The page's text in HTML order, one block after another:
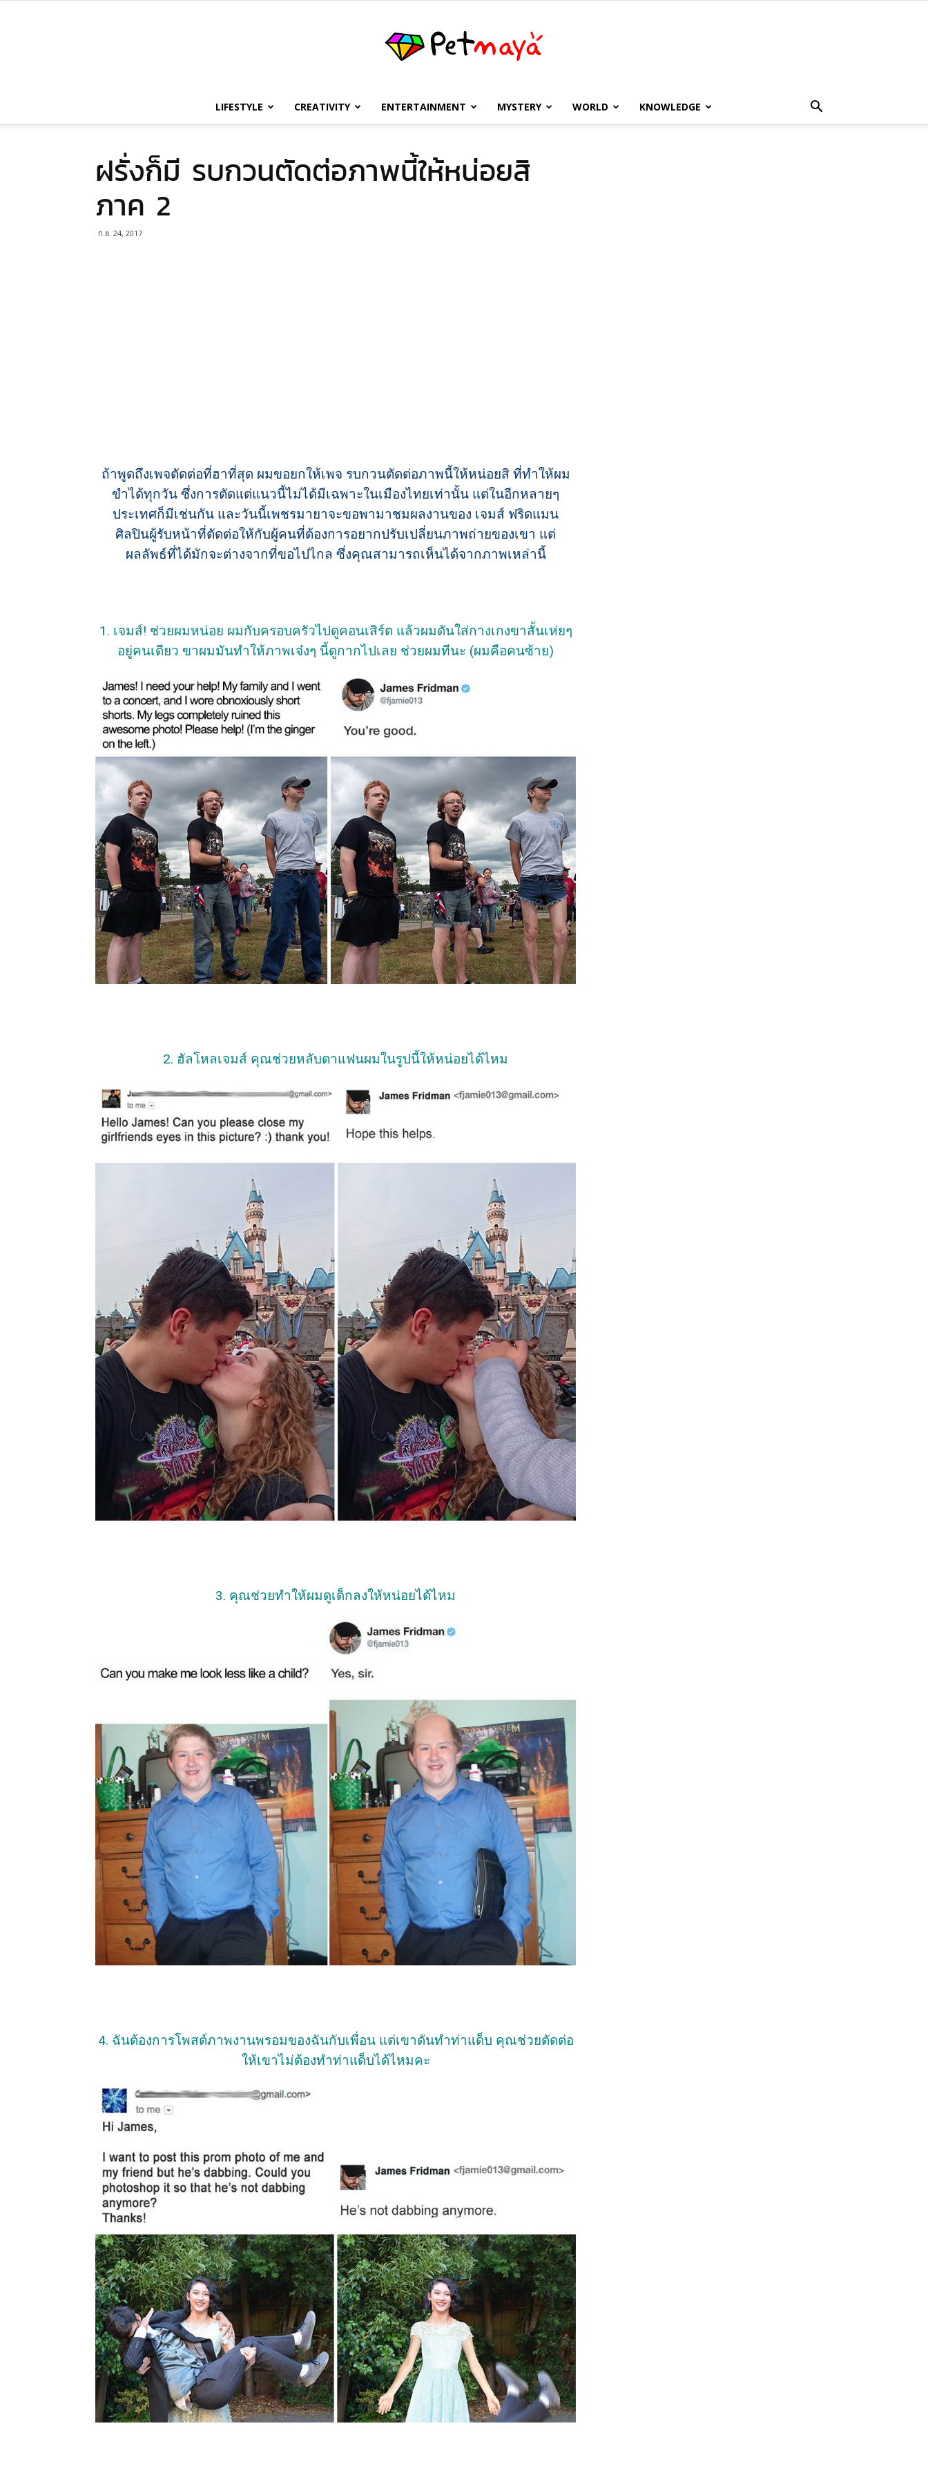
เพชร
LIFESTYLE CREATIVITY ENTERTAINMENT MYSTERY WORLD KNOWLEDGE
ฝรั่งก็มี รบกวนตัดต่อภาพนี้ให้หน่อยสิ
ภาค 2
ก.ย. 24, 2017
ถ้าพูดถึงเพจตัดต่อที่ฮาที่สุด ผมขอยกให้เพจ รบกวนตัดต่อภาพนี้ให้หน่อยสิ ที่ทำให้ผม
ขำได้ทุกวัน ซึ่งการตัดแต่แนวนี้ไม่ได้มีเฉพาะในเมืองไทยเท่านั้น แต่ในอีกหลายๆ
ประเทศก็มีเช่นกัน และวันนี้เพชรมายาจะขอพามาชมผลงานของ เจมส์ ฟริดแมน
ศิลปินผู้รับหน้าที่ตัดต่อให้กับผู้คนที่ต้องการอยากปรับเปลี่ยนภาพถ่ายของเขา แต่
ผลลัพธ์ที่ได้มักจะต่างจากที่ขอไปไกล ซึ่งคุณสามารถเห็นได้จากภาพเหล่านี้
1. เจมส์! ช่วยผมหน่อย ผมกับครอบครัวไปดูคอนเสิร์ต แล้วผมดันใส่กางเกงขาสั้นเห่ยๆ
อยู่คนเดียว ขาผมมันทำให้ภาพเจ๋งๆ นี้ดูกากไปเลย ช่วยผมทีนะ (ผมคือคนซ้าย)
2. ฮัลโหลเจมส์ คุณช่วยหลับตาแฟนผมในรูปนี้ให้หน่อยได้ไหม
3. คุณช่วยทำให้ผมดูเด็กลงให้หน่อยได้ไหม
4. ฉันต้องการโพสต์ภาพงานพรอมของฉันกับเพื่อน แต่เขาดันทำท่าแด็บ คุณช่วยตัดต่อ
ให้เขาไม่ต้องทำท่าแด็บได้ไหมคะ